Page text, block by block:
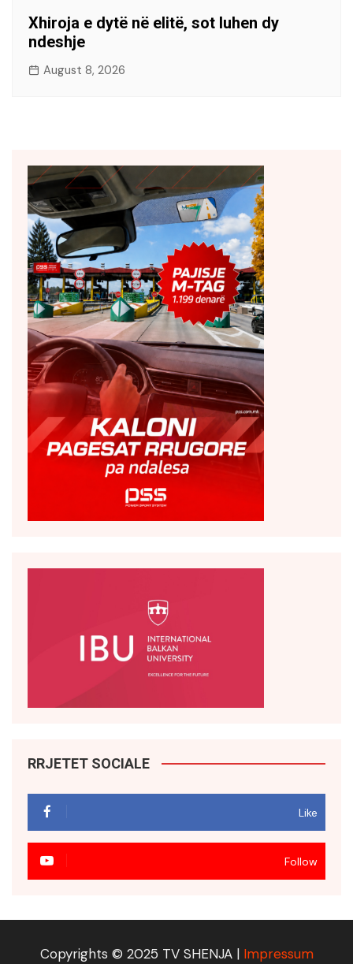
Xhiroja e dytë në elitë, sot luhen dy
ndeshje
August 8, 2026
RRJETET SOCIALE
Like
Follow
Copyrights © 2025 TV SHENJA | Impressum